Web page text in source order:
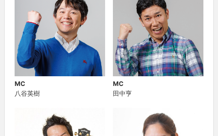
MC
八谷英樹
MC
田中亨